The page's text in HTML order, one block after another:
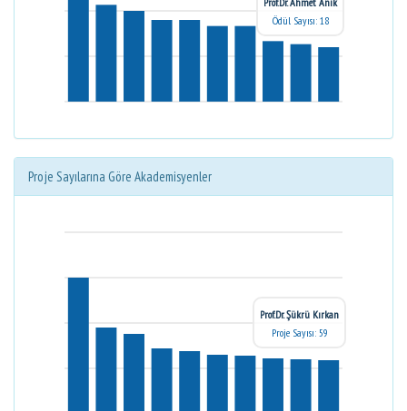
Ödül Sayısı: 18
Proje Sayılarına Göre Akademisyenler
Prof.Dr. Şükrü Kırkan
Proje Sayısı: 59